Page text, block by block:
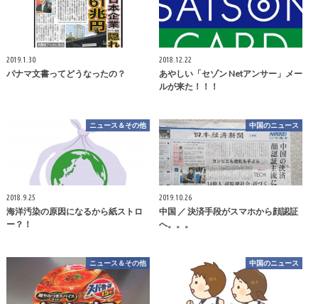
2019.1.30
パナマ文書ってどうなったの？
2018.12.22
あやしい「セゾン Netアンサー」メー
ルが来た！！！
ニュース＆その他
2018.9.25
海洋汚染の原因になるから紙ストロ
ー？！
中国のニュース
2019.10.26
中国 ／ 決済手段がスマホから顔認証
へ。。。
ニュース＆その他 中国のニュース